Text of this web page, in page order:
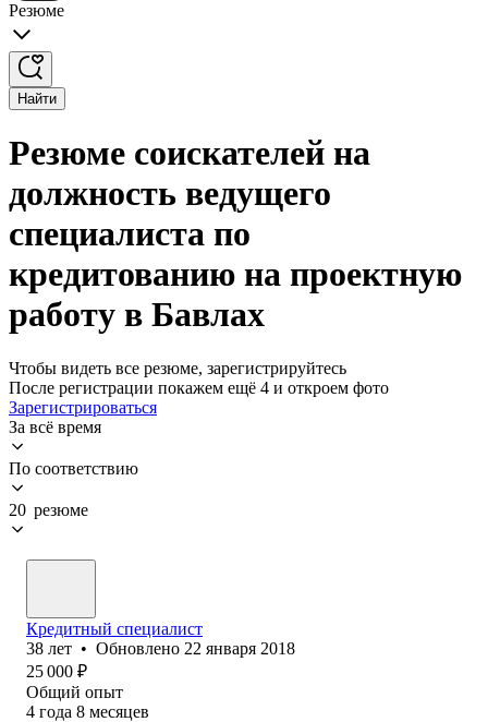
Резюме
Найти
Резюме соискателей на
должность ведущего
специалиста по
кредитованию на проектную
работу в Бавлах
Чтобы видеть все резюме, зарегистрируйтесь
После регистрации покажем ещё 4 и откроем фото
Зарегистрироваться
За всё время
По соответствию
20 резюме
Кредитный специалист
38 лет • Обновлено 22 января 2018
25 000 ₽
Общий опыт
4 года 8 месяцев